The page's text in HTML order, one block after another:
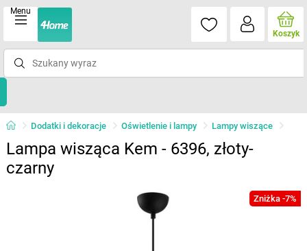
Menu
Koszyk
Dodatki i dekoracje Oświetlenie i lampy Lampy wiszące
Lampa wisząca Kem - 6396, złoty-
czarny
Zniżka -7%